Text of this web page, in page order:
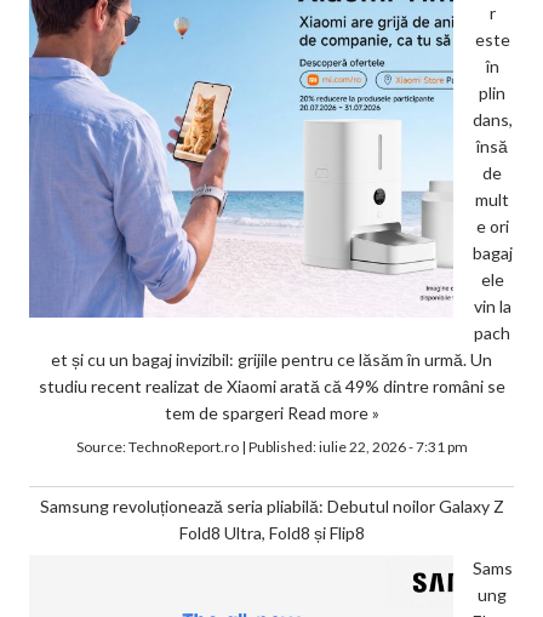
r
este
în
plin
dans,
însă
de
mult
e ori
bagaj
ele
vin la
pach
et și cu un bagaj invizibil: grijile pentru ce lăsăm în urmă. Un
studiu recent realizat de Xiaomi arată că 49% dintre români se
tem de spargeri Read more »
Source:TechnoReport.ro| Published:iulie 22, 2026 - 7:31 pm
Samsung revoluționează seria pliabilă: Debutul noilor Galaxy Z
Fold8 Ultra, Fold8 și Flip8
Sams
ung